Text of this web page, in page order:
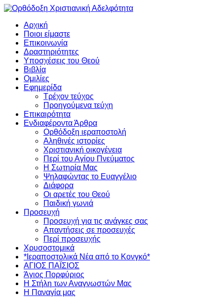
Αρχική
Ποιοι είμαστε
Επικοινωνία
Δραστηριότητες
Υποσχέσεις του Θεού
Βιβλία
Ομιλίες
Εφημερίδα
Τρέχον τεύχος
Προηγούμενα τεύχη
Επικαιρότητα
Ενδιαφέροντα Άρθρα
Ορθόδοξη ιεραποστολή
Αληθινές ιστορίες
Χριστιανική οικογένεια
Περί του Αγίου Πνεύματος
Η Σωτηρία Μας
Ψηλαφώντας το Ευαγγέλιο
Διάφορα
Οι αρετές του Θεού
Παιδική γωνιά
Προσευχή
Προσευχή για τις ανάγκες σας
Απαντήσεις σε προσευχές
Περί προσευχής
Χρυσοστομικά
*Ιεραποστολικά Νέα από το Κονγκό*
ΑΓΙΟΣ ΠΑΪΣΙΟΣ
Άγιος Πορφύριος
Η Στήλη των Αναγνωστών Mας
Η Παναγία μας